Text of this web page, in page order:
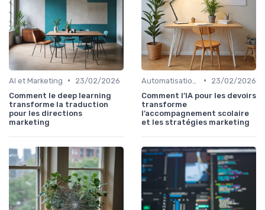
AI et Marketing •
23/02/2026
Comment le deep learning
transforme la traduction
pour les directions
marketing
•
23/02/2026
Comment l’IA pour les devoirs
transforme
l’accompagnement scolaire
et les stratégies marketing